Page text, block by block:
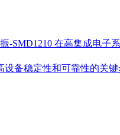
-SMD1210 在高集成电子
设备稳定性和可靠性的关键